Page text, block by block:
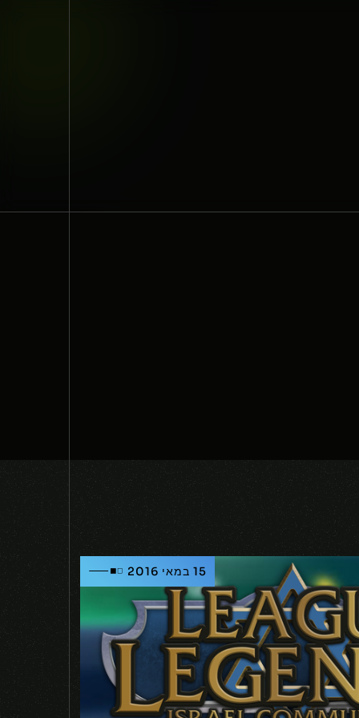
15 במאי 2016